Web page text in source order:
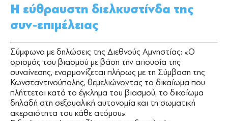
Η εύθραυστη διελκυστίνδα της
συν-επιμέλειας
Σύμφωνα με δηλώσεις της Διεθνούς Αμνηστίας: «Ο
ορισμός του βιασμού με βάση την απουσία της
συναίνεσης, εναρμονίζεται πλήρως με τη Σύμβαση της
Κωνσταντινούπολης, θεμελιώνοντας το δικαίωμα που
πλήττεται κατά το έγκλημα του βιασμού, το δικαίωμα
δηλαδή στη σεξουαλική αυτονομία και τη σωματική
ακεραιότητα του κάθε ατόμου».